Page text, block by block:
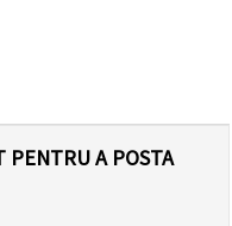
PENTRU A POSTA